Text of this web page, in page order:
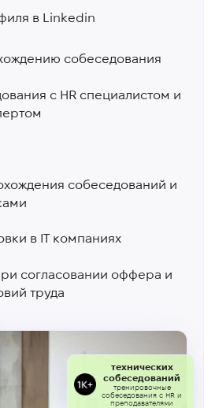
в Linkedin
собеседования
с HR специалистом и
собеседований и
в IТ компаниях
согласовании оффера и
труда
технических
собеседований
тренировочные
собеседования с HR и
преподавателями